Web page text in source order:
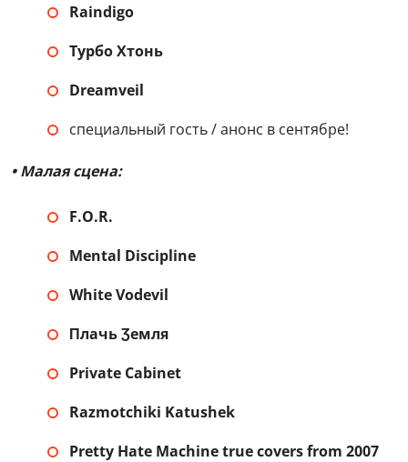
Raindigo
Турбо Хтонь
Dreamveil
специальный гость / анонс в сентябре!
• Малая сцена:
F.O.R.
Mental Discipline
White Vodevil
Πлачь Ʒемля
Private Cabinet
Razmotchiki Katushek
Pretty Hate Machine true covers from 2007